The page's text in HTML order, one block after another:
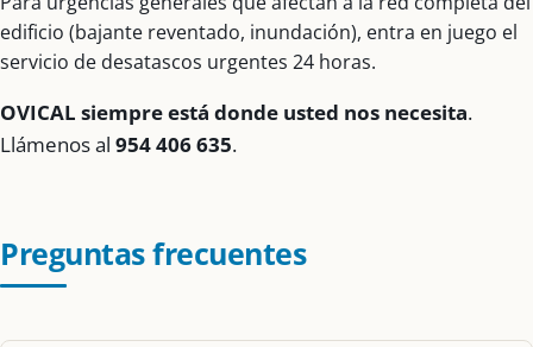
edificio (bajante reventado, inundación), entra en juego el
servicio de desatascos urgentes 24 horas.
OVICAL siempre está donde usted nos necesita.
Llámenos al 954 406 635.
Preguntas frecuentes